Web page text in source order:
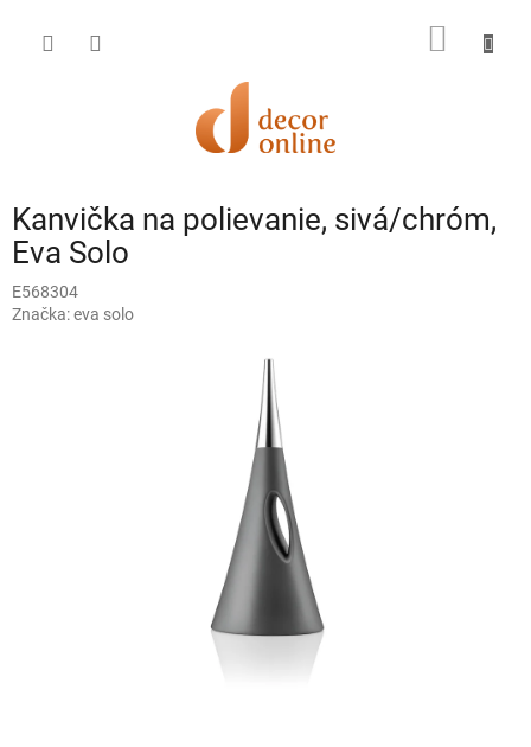
obsah
Kanvička na polievanie, sivá/chróm,
Eva Solo
E568304
Značka:eva solo